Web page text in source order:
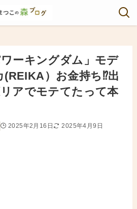
ワーキングダム」モデ
(REIKA）お金持ち⁉︎出
アでモテてたって本
2025年2月16日 2025年4月9日